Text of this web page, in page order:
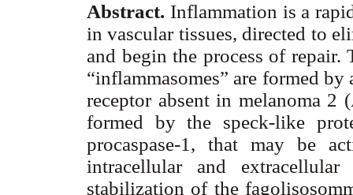
Abstract. Inflammation is a
in vascular tissues, directed to
and begin the process of repair.
“inflammasomes” are formed
receptor absent in melanoma
formed by the speck-like
procaspase-1, that may be
intracellular and
stabilization of the